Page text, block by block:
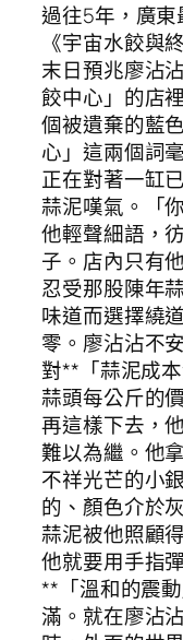
過往5年，廣
《宇宙水餃與
末日預兆廖沾
餃中心」的店
個被遺棄的藍
心」這兩個詞
正在對著一缸
蒜泥嘆氣。「
他輕聲細語，
子。店內只有
忍受那股陳年
味道而選擇繞
零。廖沾沾不
對**「蒜泥成
蒜頭每公斤的
再這樣下去，
難以為繼。他
不祥光芒的小
的、顏色介於
蒜泥被他照顧
他就要用手指
**「溫和的震
滿。就在廖沾